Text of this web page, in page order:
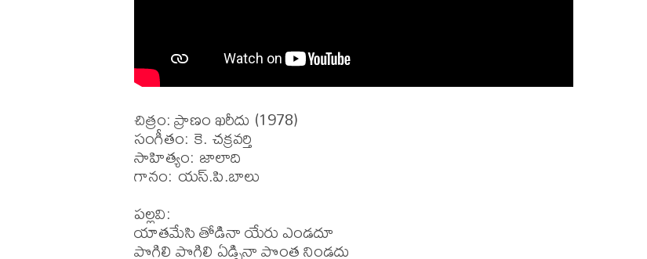
చిత్రం: ప్రాణం ఖరీదు (1978)
సంగీతం: కె. చక్రవర్తి
సాహిత్యం: జాలాది
గానం: యస్.పి.బాలు
పల్లవి:
యాతమేసి తోడినా యేరు ఎండదూ
పొగిలి పొగిలి ఏడ్చినా పొంత నిండదు